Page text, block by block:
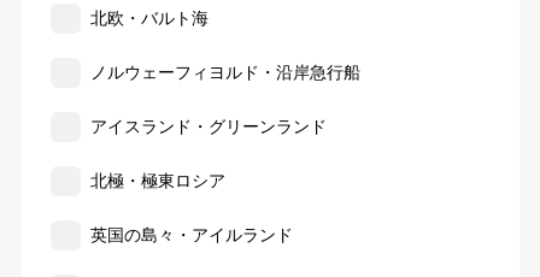
北欧・バルト海
ノルウェーフィヨルド・沿岸急行船
アイスランド・グリーンランド
北極・極東ロシア
英国の島々・アイルランド